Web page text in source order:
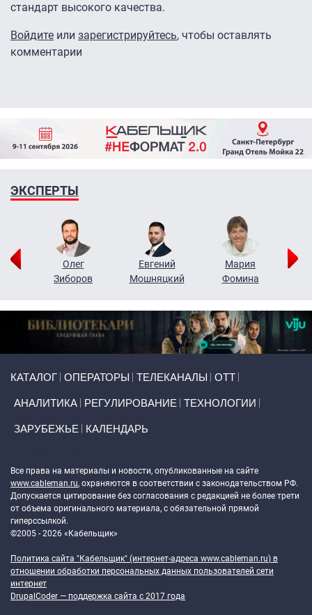
стандарт высокого качества.
Войдите или зарегистрируйтесь, чтобы оставлять
комментарии
ЭКСПЕРТЫ
Олег
Зиборов
Евгений
Мошняцкий
Мария
Фомина
КАТАЛОГ ОПЕРАТОРЫ ТЕЛЕКАНАЛЫ ОТТ
АНАЛИТИКА РЕГУЛИРОВАНИЕ ТЕХНОЛОГИИ
ЗАРУБЕЖЬЕ КАЛЕНДАРЬ
Все права на материалы и новости, опубликованные на сайте
www.cableman.ru, охраняются в соответствии с законодательством РФ.
Допускается цитирование без согласования с редакцией не более трети
от объема оригинального материала, с обязательной прямой
гиперссылкой.
©2005 - 2026 «Кабельщик»
Политика сайта "Кабельщик" (интернет-адреса www.cableman.ru) в
отношении обработки персональных данных пользователей сети
интернет
DrupalCoder — поддержка сайта c 2017 года